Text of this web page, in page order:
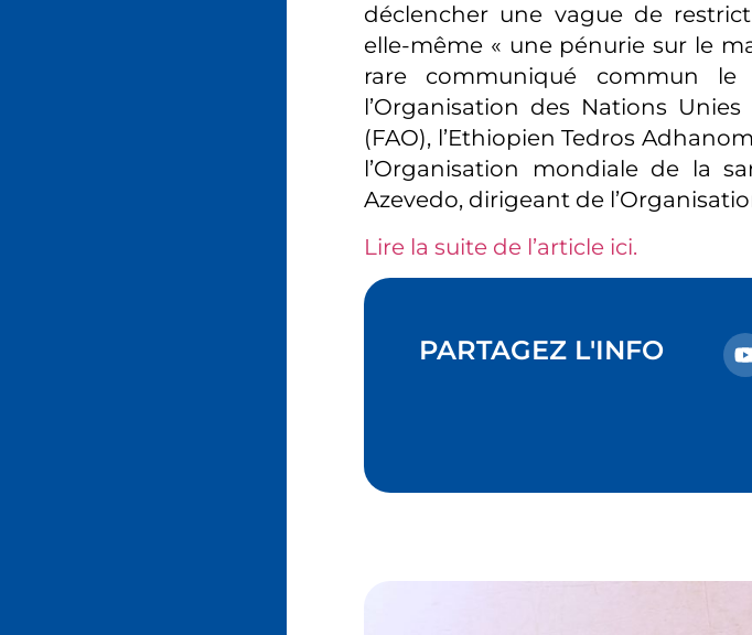
déclencher une vague de
elle-même « une pénurie sur le
rare communiqué commun
l’Organisation des Nations
(FAO), l’Ethiopien Tedros
l’Organisation mondiale de la
Azevedo, dirigeant de
Lire la suite de l’article ici.
PARTAGEZ L'INFO